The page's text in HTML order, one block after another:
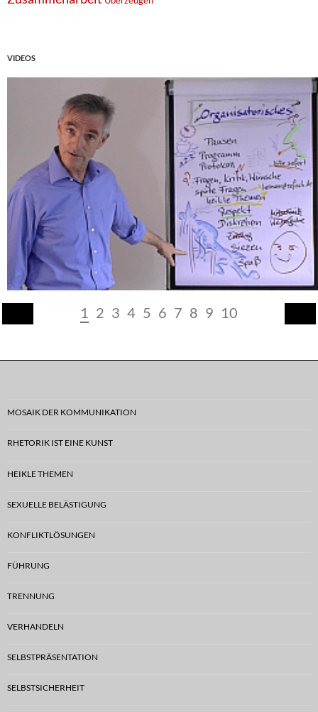
VIDEOS
1 2 3 4 5 6 7 8 9 10
MOSAIK DER KOMMUNIKATION
RHETORIK IST EINE KUNST
HEIKLE THEMEN
SEXUELLE BELÄSTIGUNG
KONFLIKTLÖSUNGEN
FÜHRUNG
TRENNUNG
VERHANDELN
SELBSTPRÄSENTATION
SELBSTSICHERHEIT